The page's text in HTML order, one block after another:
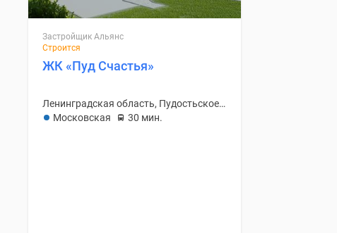
Застройщик Альянс
Строится
ЖК «Пуд Счастья»
Ленинградская область, Пудостьское С/П
Московская
30 мин.